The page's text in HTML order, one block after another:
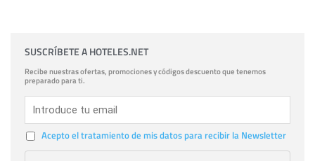
SUSCRÍBETE A HOTELES.NET
Recibe nuestras ofertas, promociones y códigos descuento que tenemos
preparado para ti.
Acepto el tratamiento de mis datos para recibir la Newsletter